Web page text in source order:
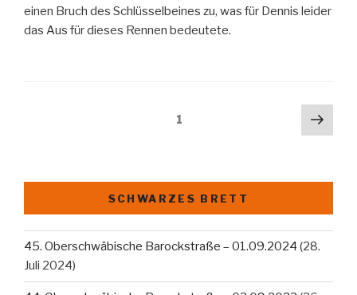
einen Bruch des Schlüsselbeines zu, was für Dennis leider
das Aus für dieses Rennen bedeutete.
1
SCHWARZES BRETT
45. Oberschwäbische Barockstraße – 01.09.2024 (28.
Juli 2024)